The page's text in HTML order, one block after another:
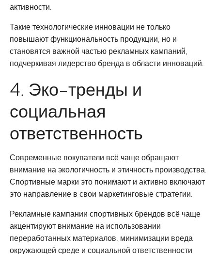
активности.
Такие технологические инновации не только
повышают функциональность продукции, но и
становятся важной частью рекламных кампаний,
подчеркивая лидерство бренда в области инноваций.
4. Эко-тренды и
социальная
ответственность
Современные покупатели всё чаще обращают
внимание на экологичность и этичность производства.
Спортивные марки это понимают и активно включают
это направление в свои маркетинговые стратегии.
Рекламные кампании спортивных брендов всё чаще
акцентируют внимание на использовании
переработанных материалов, минимизации вреда
окружающей среде и социальной ответственности